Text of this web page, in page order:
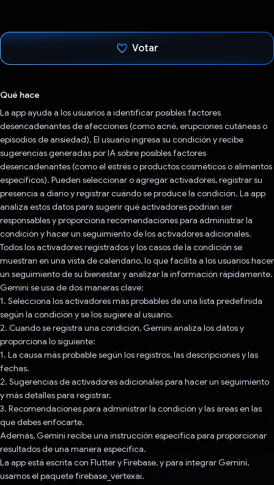
Votar
Qué hace
La app ayuda a los usuarios a identificar posibles factores
desencadenantes de afecciones (como acné, erupciones cutáneas o
episodios de ansiedad). El usuario ingresa su condición y recibe
sugerencias generadas por IA sobre posibles factores
desencadenantes (como el estrés o productos cosméticos o alimentos
específicos). Pueden seleccionar o agregar activadores, registrar su
presencia a diario y registrar cuándo se produce la condición. La app
analiza estos datos para sugerir qué activadores podrían ser
responsables y proporciona recomendaciones para administrar la
condición y hacer un seguimiento de los activadores adicionales.
Todos los activadores registrados y los casos de la condición se
muestran en una vista de calendario, lo que facilita a los usuarios hacer
un seguimiento de su bienestar y analizar la información rápidamente.
Gemini se usa de dos maneras clave:
1. Selecciona los activadores más probables de una lista predefinida
según la condición y se los sugiere al usuario.
2. Cuando se registra una condición, Gemini analiza los datos y
proporciona lo siguiente:
1. La causa más probable según los registros, las descripciones y las
fechas.
2. Sugerencias de activadores adicionales para hacer un seguimiento
y más detalles para registrar.
3. Recomendaciones para administrar la condición y las áreas en las
que debes enfocarte.
Además, Gemini recibe una instrucción específica para proporcionar
resultados de una manera específica.
La app está escrita con Flutter y Firebase, y para integrar Gemini,
usamos el paquete firebase_vertexai.